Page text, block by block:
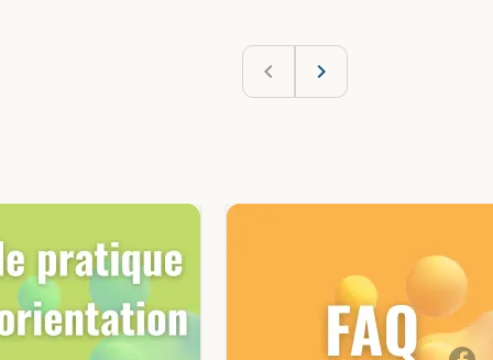
navigate_before navigate_next